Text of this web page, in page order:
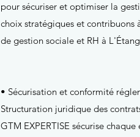
pour sécuriser et optimiser la
choix stratégiques et contribuons
de gestion sociale et RH à
• Sécurisation et conformité
Structuration juridique des
GTM EXPERTISE sécurise